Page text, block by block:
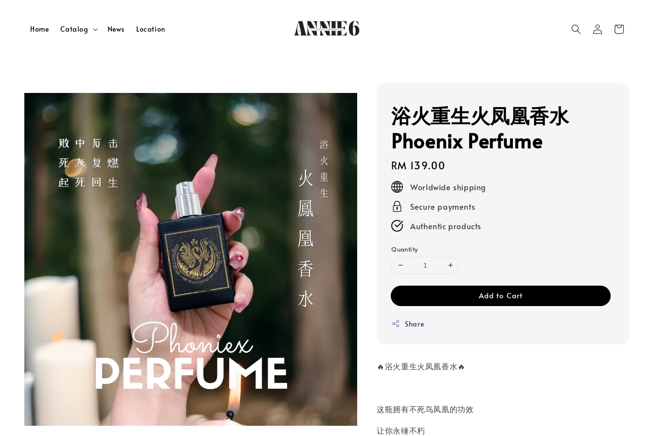
Home Catalog News Location
浴火重生火凤凰香水
Phoenix Perfume
Regular
price
RM 139.00
Worldwide shipping
Secure payments
Authentic products
Quantity
Add to Cart
Share
🔥浴火重生火凤凰香水🔥
这瓶拥有不死鸟凤凰的功效
让你永锤不朽